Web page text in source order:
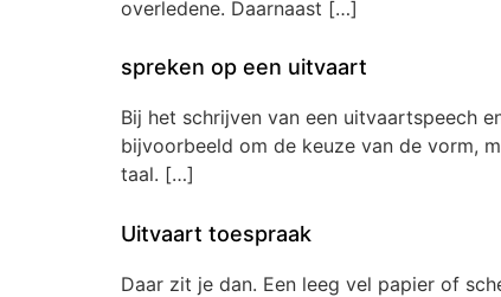
overledene. Daarnaast […]
spreken op een uitvaart
Bij het schrijven van een uitvaartspeech
bijvoorbeeld om de keuze van de vorm,
taal. […]
Uitvaart toespraak
Daar zit je dan. Een leeg vel papier of